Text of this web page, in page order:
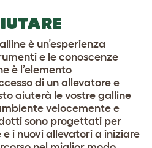
è un’esperienza
e le conoscenze
è l’elemento
di un allevatore e
aiuterà le vostre galline
velocemente e
sono progettati per
i nuovi allevatori a iniziare